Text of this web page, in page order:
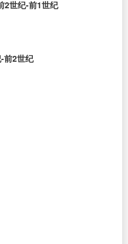
2世纪-前1世纪
前2世纪